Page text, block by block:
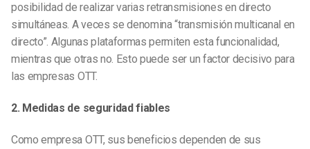
posibilidad de realizar varias retransmisiones en directo
simultáneas. A veces se denomina “transmisión multicanal en
directo”. Algunas plataformas permiten esta funcionalidad,
mientras que otras no. Esto puede ser un factor decisivo para
las empresas OTT.
2. Medidas de seguridad fiables
Como empresa OTT, sus beneficios dependen de sus